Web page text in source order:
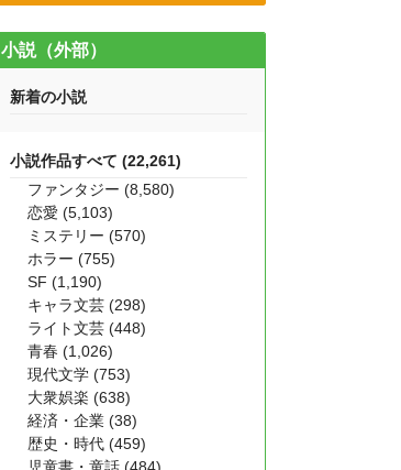
小説（外部）
新着の小説
小説作品すべて (22,261)
ファンタジー (8,580)
恋愛 (5,103)
ミステリー (570)
ホラー (755)
SF (1,190)
キャラ文芸 (298)
ライト文芸 (448)
青春 (1,026)
現代文学 (753)
大衆娯楽 (638)
経済・企業 (38)
歴史・時代 (459)